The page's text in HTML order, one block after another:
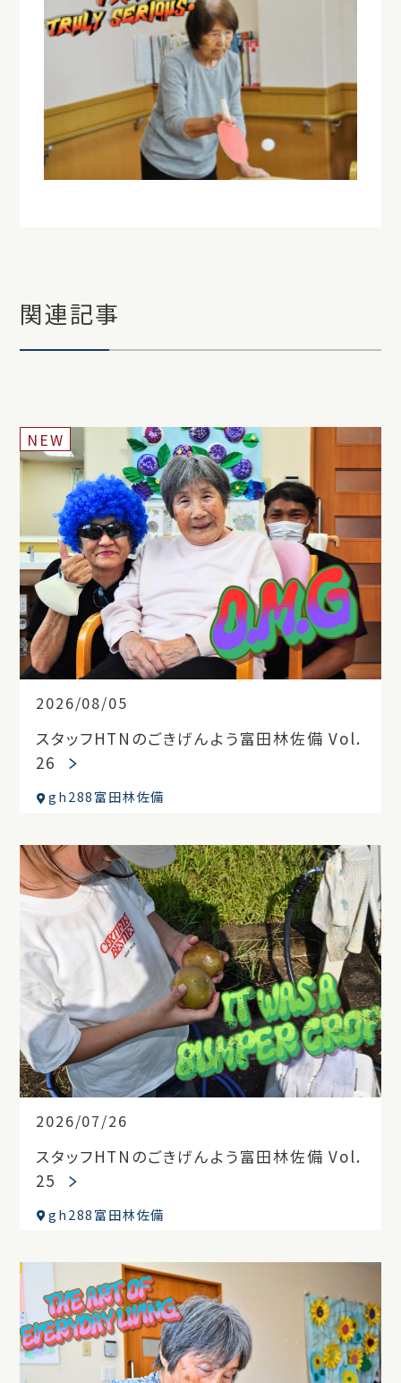
関連記事
2026/08/05
NEW
スタッフHTNのごきげんよう富田林佐備 Vol.
26
gh288富田林佐備
2026/07/26
スタッフHTNのごきげんよう富田林佐備 Vol.
25
gh288富田林佐備